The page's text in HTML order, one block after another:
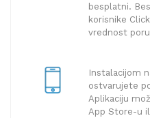
besplatni.
korisnike
vrednost
Instalacijom
ostvarujete
Aplikaciju
App Store-u